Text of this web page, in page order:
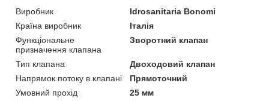
Виробник
Idrosanitaria Bonomi
Країна виробник
Італія
Функціональне
призначення клапана
Зворотний клапан
Тип клапана
Двоходовий клапан
Напрямок потоку в клапані
Прямоточний
Умовний прохід
25 мм